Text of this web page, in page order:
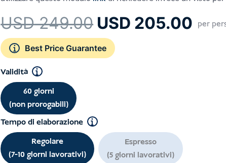
USD249.00 Il
prezzo
originale
era:
USD 205.00 Il
per
Best Price Guarantee
Validità
60 giorni
(non prorogabili)
Tempo di elaborazione
Regolare
(7-10 giorni lavorativi)
Espresso
(5 giorni lavorativi)